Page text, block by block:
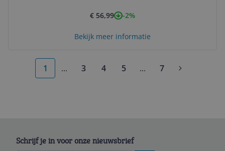
€ 56,99 -2%
Bekijk meer informatie
1 ...More pages
3 4 5 ...More pages
7
Schrijf je in voor onze nieuwsbrief